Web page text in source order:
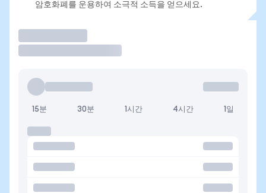
암호화폐를 운용하여 소극적 소득을 얻으세요.
15분 30분 1시간 4시간 1일